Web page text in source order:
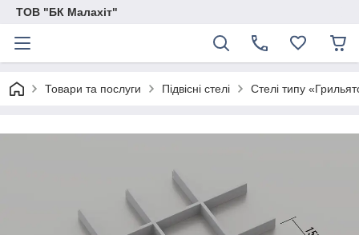
ТОВ "БК Малахіт"
Товари та послуги Підвісні стелі Стелі типу